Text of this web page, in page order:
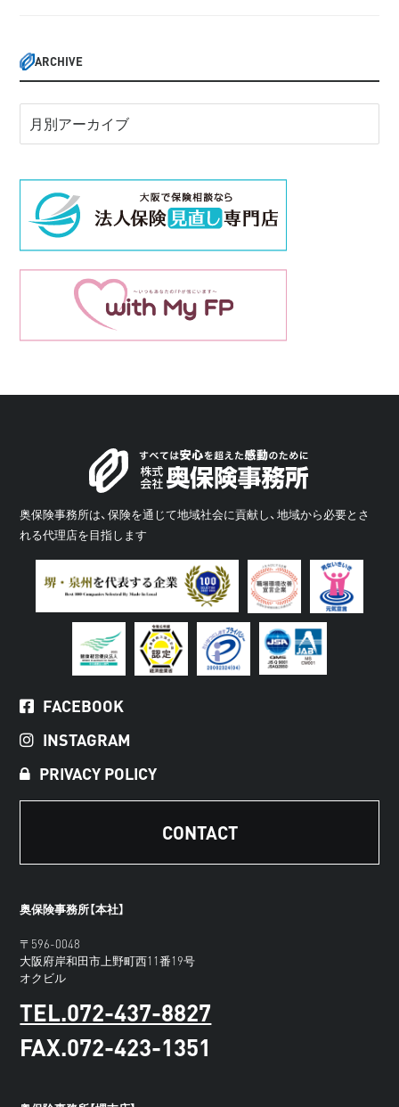
ARCHIVE
奥保険事務所は、保険を通じて地域社会に貢献し、地域から必要とさ
れる代理店を目指します
FACEBOOK
INSTAGRAM
PRIVACY POLICY
CONTACT
奥保険事務所【本社】
〒596-0048
大阪府岸和田市上野町西11番19号
オクビル
TEL.072-437-8827
FAX.072-423-1351